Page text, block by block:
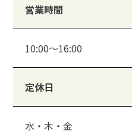
営業時間
10:00～16:00
定休日
水・木・金